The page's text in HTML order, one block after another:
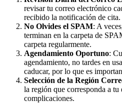
revisar tu correo electrónico
recibido la notificación de cita.
No Olvides el SPAM: A
terminan en la carpeta de
carpeta regularmente.
Agendamiento Oportuno:
agendamiento, no tardes en
caducar, por lo que es
Selección de la Región
la región que corresponda a
complicaciones.